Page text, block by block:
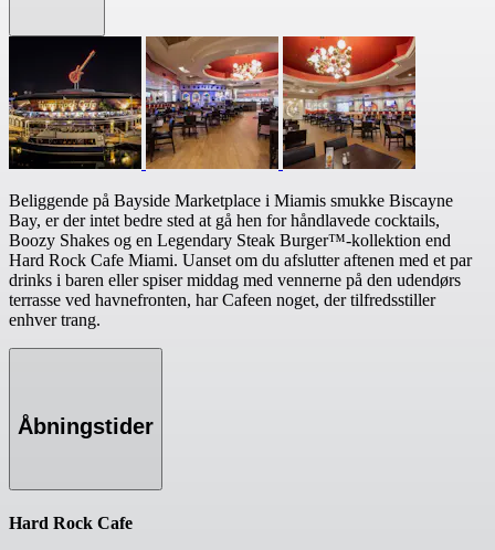
Beliggende på Bayside Marketplace i Miamis smukke Biscayne
Bay, er der intet bedre sted at gå hen for håndlavede cocktails,
Boozy Shakes og en Legendary Steak Burger™-kollektion end
Hard Rock Cafe Miami. Uanset om du afslutter aftenen med et par
drinks i baren eller spiser middag med vennerne på den udendørs
terrasse ved havnefronten, har Cafeen noget, der tilfredsstiller
enhver trang.
Åbningstider
Hard Rock Cafe